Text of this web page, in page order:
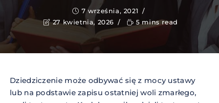
7 września, 2021
27 kwietnia, 2026
5 mins read
Dziedziczenie może odbywać się z mocy ustawy
lub na podstawie zapisu ostatniej woli zmarłego,